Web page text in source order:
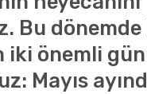
Bu
iki önemli
Mayıs